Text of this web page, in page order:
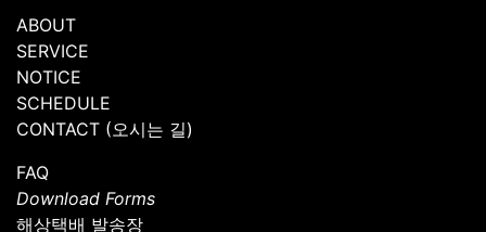
ABOUT
SERVICE
NOTICE
SCHEDULE
CONTACT (오시는 길)
FAQ
Download Forms
해상택배 발송장